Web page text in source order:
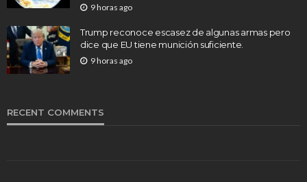
9 horas ago
Trump reconoce escasez de algunas armas pero
dice que EU tiene munición suficiente.
9 horas ago
RECENT COMMENTS